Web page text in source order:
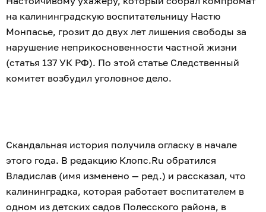
на калининградскую воспитательницу Настю
Монпасье, грозит до двух лет лишения свободы за
нарушение неприкосновенности частной жизни
(статья 137 УК РФ). По этой статье Следственный
комитет возбудил уголовное дело.
Скандальная история получила огласку в начале
этого года. В редакцию Клопс.Ru обратился
Владислав (имя изменено — ред.) и рассказал, что
калининградка, которая работает воспитателем в
одном из детских садов Полесского района, в